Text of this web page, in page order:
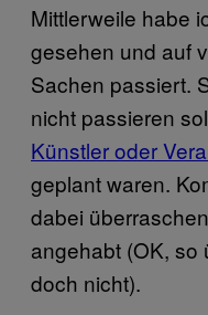
Mittlerweile habe
gesehen und auf
Sachen passiert.
nicht passieren
Künstler oder
geplant waren.
dabei
angehabt (OK, so
doch nicht).